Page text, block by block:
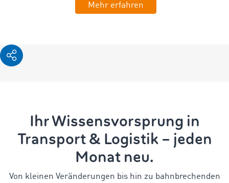
Mehr erfahren
Ihr Wissensvorsprung in
Transport & Logistik – jeden
Monat neu.
Von kleinen Veränderungen bis hin zu bahnbrechenden